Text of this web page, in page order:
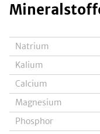
Natrium
Kalium
Calcium
Magnesium
Phosphor